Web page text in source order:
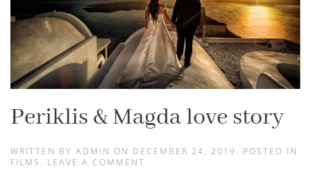
Periklis & Magda love story
WRITTEN BY ADMIN ON DECEMBER 24, 2019 . POSTED IN
FILMS . LEAVE A COMMENT